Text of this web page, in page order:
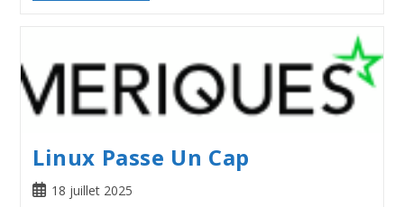
Linux Passe Un Cap
18 juillet 2025